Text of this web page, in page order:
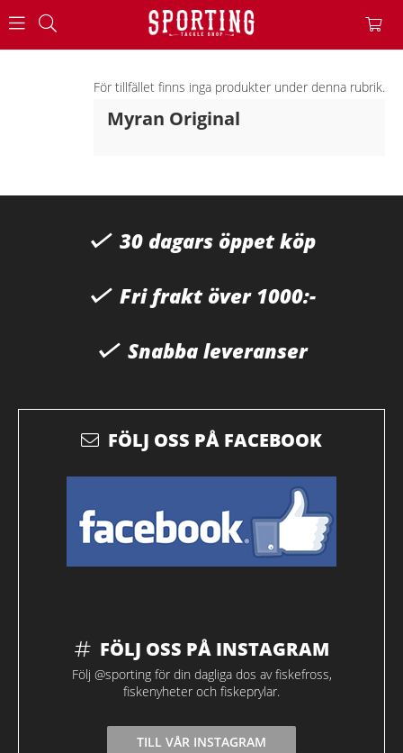
Myran Original
För tillfället finns inga produkter under denna rubrik.
30 dagars öppet köp
Fri frakt över 1000:-
Snabba leveranser
FÖLJ OSS PÅ FACEBOOK
FÖLJ OSS PÅ INSTAGRAM
Följ @sporting för din dagliga dos av fiskefross,
fiskenyheter och fiskeprylar.
TILL VÅR INSTAGRAM